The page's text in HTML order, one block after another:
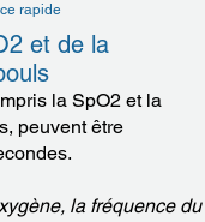
rapide
et de la
la SpO2 et la
peuvent être
la fréquence du